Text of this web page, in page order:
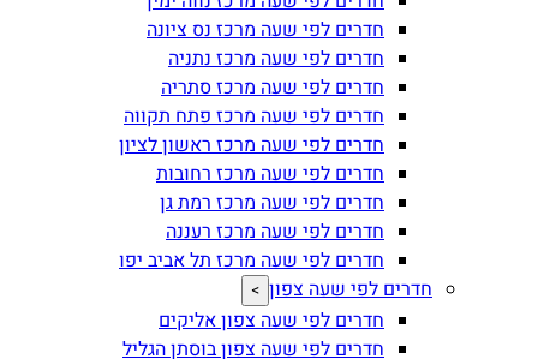
חדרים לפי שעה מרכז נס ציונה
חדרים לפי שעה מרכז נתניה
חדרים לפי שעה מרכז סתריה
חדרים לפי שעה מרכז פתח תקווה
חדרים לפי שעה מרכז ראשון לציון
חדרים לפי שעה מרכז רחובות
חדרים לפי שעה מרכז רמת גן
חדרים לפי שעה מרכז רעננה
חדרים לפי שעה מרכז תל אביב יפו
חדרים לפי שעה צפון >
חדרים לפי שעה צפון אליקים
חדרים לפי שעה צפון בוסתן הגליל